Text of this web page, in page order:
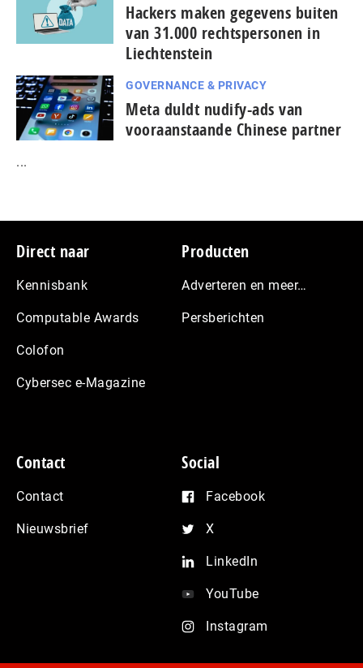
Hackers maken gegevens buiten
van 31.000 rechtspersonen in
Liechtenstein
GOVERNANCE & PRIVACY
Meta duldt nudify-ads van
vooraanstaande Chinese partner
...
Footer
Direct naar
Kennisbank
Computable Awards
Colofon
Cybersec e-Magazine
Producten
Adverteren en meer…
Persberichten
Contact
Contact
Nieuwsbrief
Social
Facebook
X
LinkedIn
YouTube
Instagram